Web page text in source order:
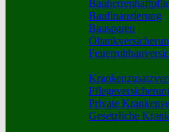
Baufinanzierung
Bausparen
Private
Gesetzliche